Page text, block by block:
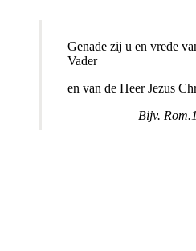
Genade zij u en vrede
Vader
en van de Heer Jezus
Bijv.